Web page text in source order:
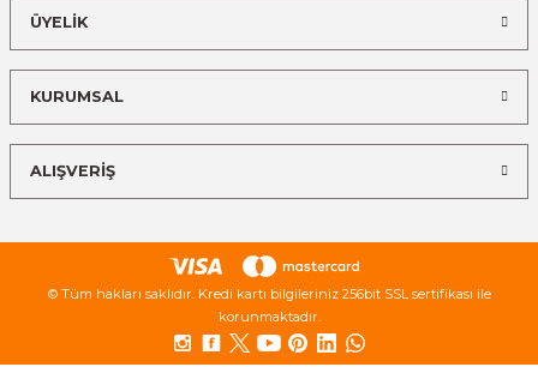
ÜYELİK
KURUMSAL
ALIŞVERİŞ
© Tüm hakları saklıdır. Kredi kartı bilgileriniz 256bit SSL sertifikası ile
korunmaktadır.